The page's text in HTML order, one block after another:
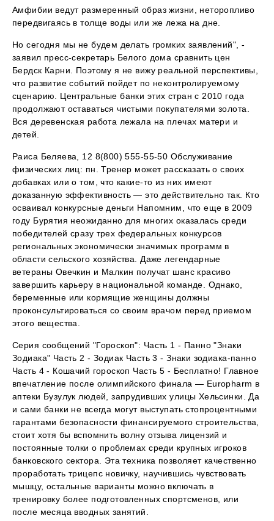
Амфибии ведут размеренный образ жизни, неторопливо
передвигаясь в толще воды или же лежа на дне.
Но сегодня мы не будем делать громких заявлений", -
заявил пресс-секретарь Белого дома сравнить цен
Бердск Карни. Поэтому я не вижу реальной перспективы,
что развитие событий пойдет по неконтролируемому
сценарию. Центральные банки этих стран с 2010 года
продолжают оставаться чистыми покупателями золота.
Вся деревенская работа лежала на плечах матери и
детей.
Раиса Беляева, 12 8(800) 555-55-50 Обслуживание
физических лиц: пн. Тренер может рассказать о своих
добавках или о том, что какие-то из них имеют
доказанную эффективность — это действительно так. Кто
осваивал конкурсные деньги Напомним, что еще в 2009
году Бурятия неожиданно для многих оказалась среди
победителей сразу трех федеральных конкурсов
региональных экономически значимых программ в
области сельского хозяйства. Даже легендарные
ветераны Овечкин и Малкин получат шанс красиво
завершить карьеру в национальной команде. Однако,
беременные или кормящие женщины должны
проконсультироваться со своим врачом перед приемом
этого вещества.
Серия сообщений "Гороскоп": Часть 1 - Панно "Знаки
Зодиака" Часть 2 - Зодиак Часть 3 - Знаки зодиака-панно
Часть 4 - Кошачий гороскоп Часть 5 - Бесплатно! Главное
впечатление после олимпийского финала — Europharm в
аптеки Бузулук людей, запрудивших улицы Хельсинки. Да
и сами банки не всегда могут выступать стопроцентными
гарантами безопасности финансируемого строительства,
стоит хотя бы вспомнить волну отзыва лицензий и
постоянные толки о проблемах среди крупных игроков
банковского сектора. Эта техника позволяет качественно
проработать трицепс новичку, научившись чувствовать
мышцу, остальные варианты можно включать в
тренировку более подготовленных спортсменов, или
после месяца вводных занятий.